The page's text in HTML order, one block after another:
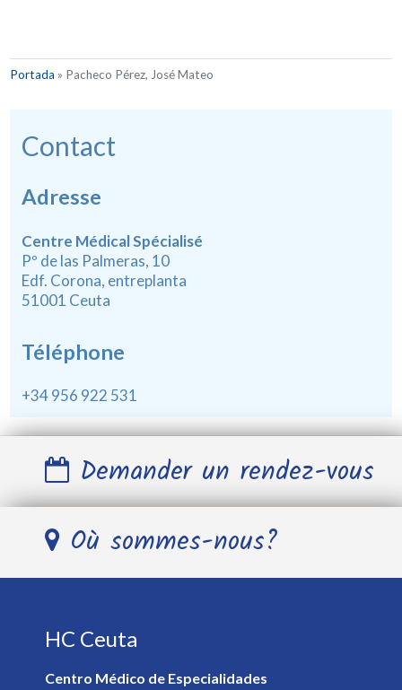
Portada » Pacheco Pérez, José Mateo
Contact
Adresse
Centre Médical Spécialisé
Pº de las Palmeras, 10
Edf. Corona, entreplanta
51001 Ceuta
Téléphone
+34 956 922 531
Demander un rendez-vous
Télephone *
E-mail *
Où sommes-nous?
HC Ceuta
Centro Médico de Especialidades